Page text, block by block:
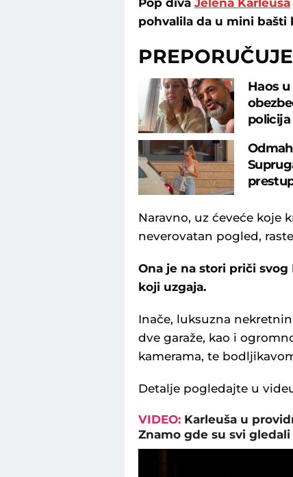
Pop diva Jelena Karleuša
pohvalila da u mini bašti
Haos
policija
Naravno, uz ćeveće koje
neverovatan pogled,
Ona je na stori priči
koji uzgaja.
Inače, luksuzna
dve garaže, kao i
kamerama, te
Detalje pogledajte u
VIDEO: Karleuša u
Znamo gde su svi